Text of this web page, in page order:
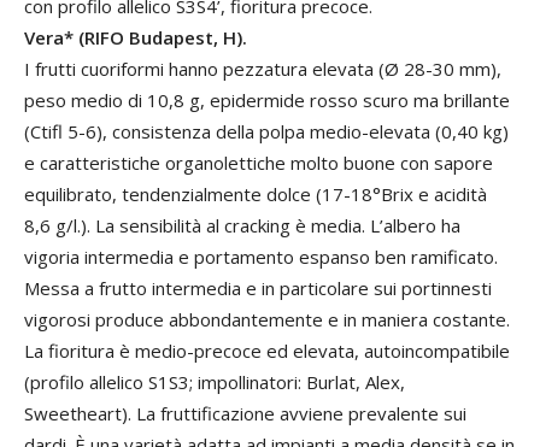
con profilo allelico S3S4’, fioritura precoce.
Vera* (RIFO Budapest, H).
I frutti cuoriformi hanno pezzatura elevata (Ø 28-30 mm),
peso medio di 10,8 g, epidermide rosso scuro ma brillante
(Ctifl 5-6), consistenza della polpa medio-elevata (0,40 kg)
e caratteristiche organolettiche molto buone con sapore
equilibrato, tendenzialmente dolce (17-18°Brix e acidità
8,6 g/l.). La sensibilità al cracking è media. L’albero ha
vigoria intermedia e portamento espanso ben ramificato.
Messa a frutto intermedia e in particolare sui portinnesti
vigorosi produce abbondantemente e in maniera costante.
La fioritura è medio-precoce ed elevata, autoincompatibile
(profilo allelico S1S3; impollinatori: Burlat, Alex,
Sweetheart). La fruttificazione avviene prevalente sui